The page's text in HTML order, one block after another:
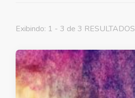
Exibindo: 1 - 3 de 3 RESULTADOS